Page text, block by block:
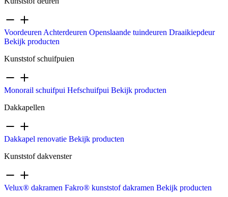
Voordeuren Achterdeuren Openslaande tuindeuren Draaikiepdeur
Bekijk producten
Kunststof schuifpuien
Monorail schuifpui Hefschuifpui Bekijk producten
Dakkapellen
Dakkapel renovatie Bekijk producten
Kunststof dakvenster
Velux® dakramen Fakro® kunststof dakramen Bekijk producten